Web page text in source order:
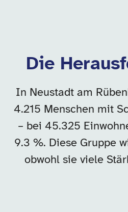
Die
In Neustadt am
4.215 Menschen mit
– bei 45.325
9.3 %. Diese Gruppe
obwohl sie viele